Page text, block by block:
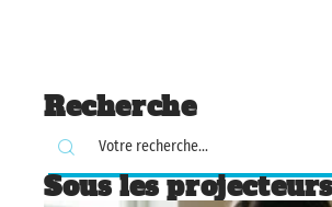
Recherche
Sous les projecteurs